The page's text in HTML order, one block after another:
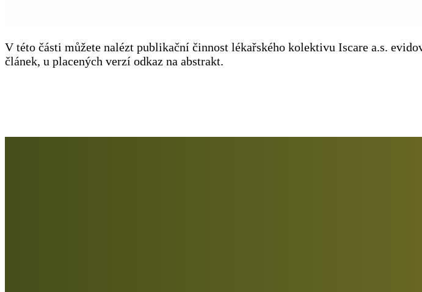
V této části můžete nalézt publikační činnost lékařského kolektivu Iscare a.s.
článek, u placených verzí odkaz na abstrakt.